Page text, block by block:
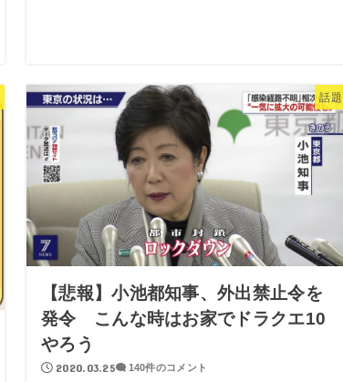
話題
【悲報】小池都知事、外出禁止令を
発令 こんな時はお家でドラクエ10
やろう
2020.03.25 140件のコメント